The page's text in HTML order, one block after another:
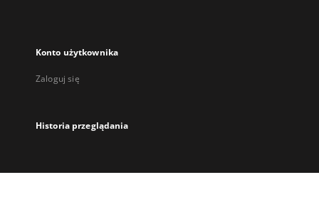
Konto użytkownika
Zaloguj się
Historia przeglądania